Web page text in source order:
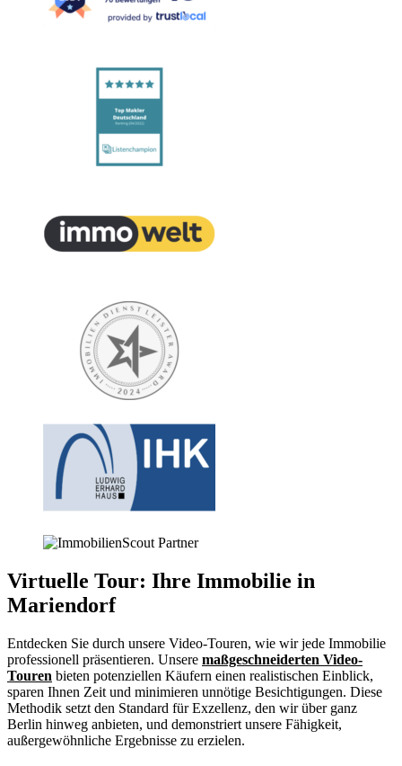
Virtuelle Tour: Ihre Immobilie in
Mariendorf
Entdecken Sie durch unsere Video-Touren, wie wir jede Immobilie
professionell präsentieren. Unsere maßgeschneiderten Video-
Touren bieten potenziellen Käufern einen realistischen Einblick,
sparen Ihnen Zeit und minimieren unnötige Besichtigungen. Diese
Methodik setzt den Standard für Exzellenz, den wir über ganz
Berlin hinweg anbieten, und demonstriert unsere Fähigkeit,
außergewöhnliche Ergebnisse zu erzielen.